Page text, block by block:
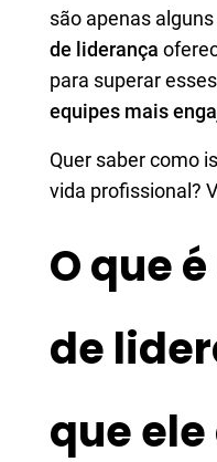
são apenas
de liderança
para superar
equipes mais
Quer saber como
vida profissional?
O que
de
que ele